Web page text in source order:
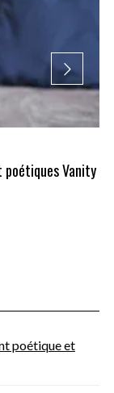
poétiques Vanity
poétique et